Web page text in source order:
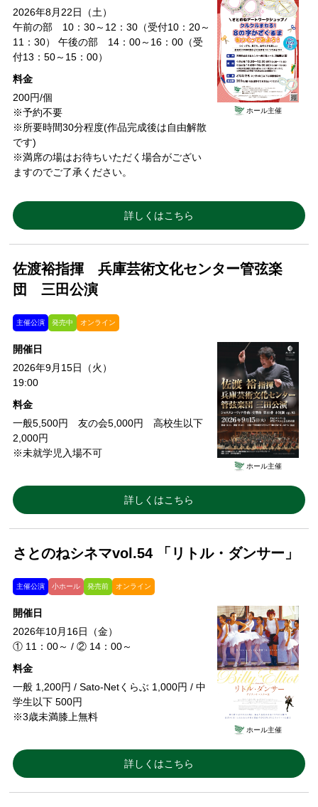
ホール主催
2026年8月22日（土）
午前の部 10：30～12：30（受付10：20～
11：30） 午後の部 14：00～16：00（受
付13：50～15：00）
料金
200円/個
※予約不要
※所要時間30分程度(作品完成後は自由解散
です)
※満席の場はお待ちいただく場合がござい
ますのでご了承ください。
詳しくはこちら
佐渡裕指揮 兵庫芸術文化センター管弦楽
団 三田公演
主催公演 発売中 オンライン
ホール主催
開催日
2026年9月15日（火）
19:00
料金
一般5,500円 友の会5,000円 高校生以下
2,000円
※未就学児入場不可
詳しくはこちら
さとのねシネマvol.54 「リトル・ダンサー」
主催公演 小ホール 発売前 オンライン
ホール主催
開催日
2026年10月16日（金）
① 11：00～ / ② 14：00～
料金
一般 1,200円 / Sato-Netくらぶ 1,000円 / 中
学生以下 500円
※3歳未満膝上無料
詳しくはこちら